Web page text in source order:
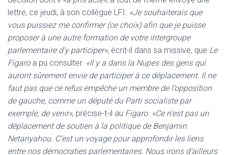
lettre, ce jeudi, à son collègue LFI. «Je souhaiterais que
vous puissiez me confirmer (ce choix) afin que je puisse
proposer à une autre formation de votre intergroupe
parlementaire d’y participer», écrit-il dans sa missive, que Le
Figaroa pu consulter. «Il y a dans la Nupes des gens qui
auront sûrement envie de participer à ce déplacement. Il ne
faut pas que ce refus empêche un membre de l’opposition
de gauche, comme un député du Parti socialiste par
exemple, de venir», précise-t-il au Figaro. «Ce n’est pas un
déplacement de soutien à la politique de Benjamin
Netanyahou. C’est un voyage pour approfondir les liens
entre nos démocraties parlementaires. Nous irons d’ailleurs